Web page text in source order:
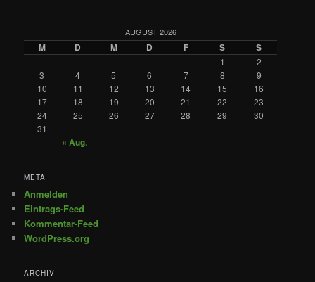
AUGUST 2026
M D M D F S S
1
2
3
4 5 6 7 8
9
10
11 12 13 14 15
16
17
18 19 20 21 22
23
24
25 26 27 28 29
30
31
« Aug.
META
Anmelden
Eintrags-Feed
Kommentar-Feed
WordPress.org
ARCHIV